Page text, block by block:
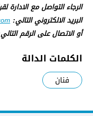
الرجاء التواصل مع الادارة
البريد الالكتروني التالي:
أو الاتصال على الرقم
الكلمات الدالة
فنان